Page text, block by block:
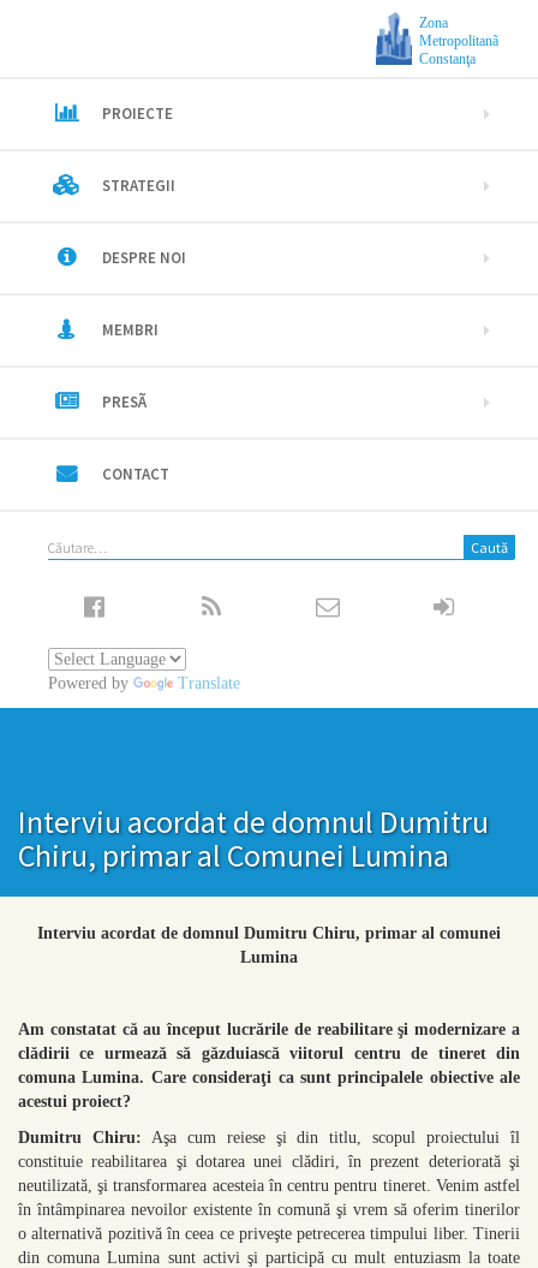
Zona
Metropolitanã
Constanţa
PROIECTE
STRATEGII
DESPRE NOI
MEMBRI
PRESÃ
CONTACT
Caută
Powered by Translate
Interviu acordat de domnul Dumitru
Chiru, primar al Comunei Lumina
Interviu acordat de domnul Dumitru Chiru, primar al comunei
Lumina
Am constatat că au început lucrările de reabilitare şi modernizare a
clădirii ce urmează să găzduiască viitorul centru de tineret din
comuna Lumina. Care consideraţi ca sunt principalele obiective ale
acestui proiect?
Dumitru Chiru: Aşa cum reiese şi din titlu, scopul proiectului îl
constituie reabilitarea şi dotarea unei clădiri, în prezent deteriorată şi
neutilizată, şi transformarea acesteia în centru pentru tineret. Venim astfel
în întâmpinarea nevoilor existente în comună şi vrem să oferim tinerilor
o alternativă pozitivă în ceea ce priveşte petrecerea timpului liber. Tinerii
din comuna Lumina sunt activi şi participă cu mult entuziasm la toate